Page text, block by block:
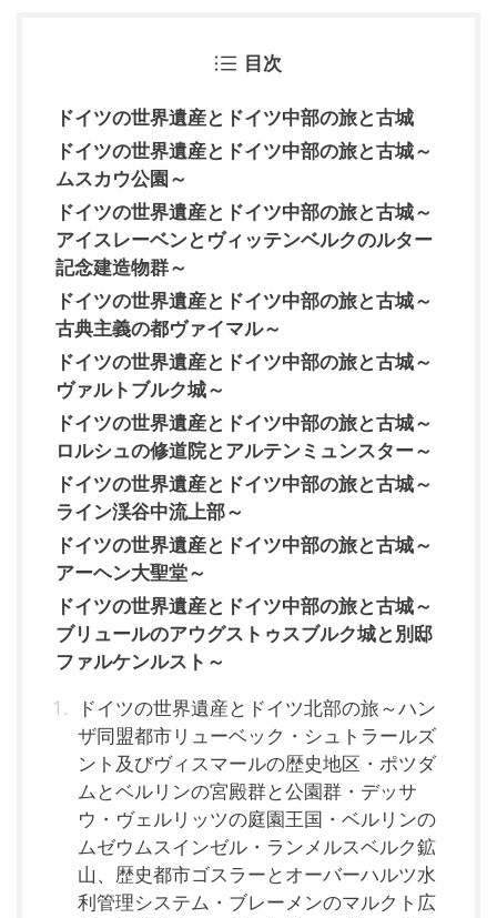
目次
ドイツの世界遺産とドイツ中部の旅と古城
ドイツの世界遺産とドイツ中部の旅と古城～
ムスカウ公園～
ドイツの世界遺産とドイツ中部の旅と古城～
アイスレーベンとヴィッテンベルクのルター
記念建造物群～
ドイツの世界遺産とドイツ中部の旅と古城～
古典主義の都ヴァイマル～
ドイツの世界遺産とドイツ中部の旅と古城～
ヴァルトブルク城～
ドイツの世界遺産とドイツ中部の旅と古城～
ロルシュの修道院とアルテンミュンスター～
ドイツの世界遺産とドイツ中部の旅と古城～
ライン渓谷中流上部～
ドイツの世界遺産とドイツ中部の旅と古城～
アーヘン大聖堂～
ドイツの世界遺産とドイツ中部の旅と古城～
ブリュールのアウグストゥスブルク城と別邸
ファルケンルスト～
ドイツの世界遺産とドイツ北部の旅～ハン
ザ同盟都市リューベック・シュトラールズ
ント及びヴィスマールの歴史地区・ポツダ
ムとベルリンの宮殿群と公園群・デッサ
ウ・ヴェルリッツの庭園王国・ベルリンの
ムゼウムスインゼル・ランメルスベルク鉱
山、歴史都市ゴスラーとオーバーハルツ水
利管理システム・ブレーメンのマルクト広